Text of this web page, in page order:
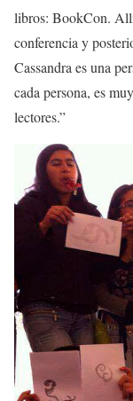
libros: BookCon.
conferencia y
Cassandra es una
cada persona, es
lectores.”